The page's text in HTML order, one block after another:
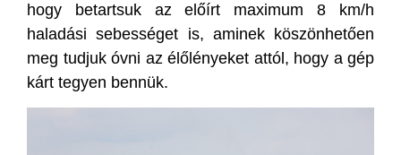
hogy betartsuk az előírt maximum 8 km/h
haladási sebességet is, aminek köszönhetően
meg tudjuk óvni az élőlényeket attól, hogy a gép
kárt tegyen bennük.